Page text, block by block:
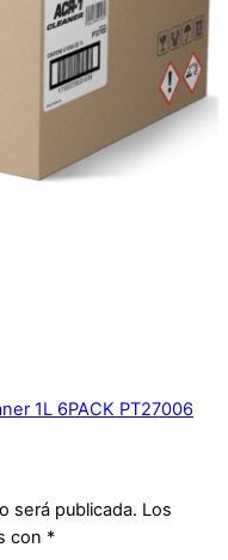
1L 6PACK PT27006
será publicada. Los
con *